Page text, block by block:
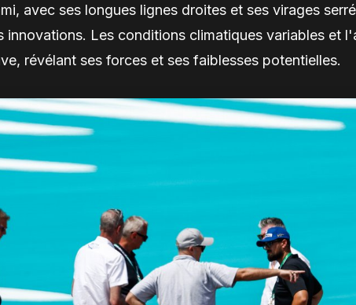
avec ses longues lignes droites et ses virages
innovations. Les conditions climatiques variables et
révélant ses forces et ses faiblesses potentielles.